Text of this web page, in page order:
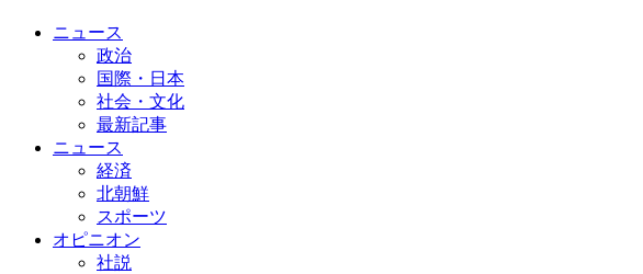
ニュース
政治
国際・日本
社会・文化
最新記事
ニュース
経済
北朝鮮
スポーツ
オピニオン
社説